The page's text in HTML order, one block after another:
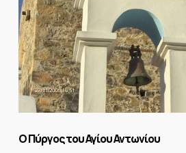
Ο Πύργος του Αγίου Αντωνίου